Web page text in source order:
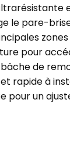
le pare-
pour
bâche de
et rapide à
pour un